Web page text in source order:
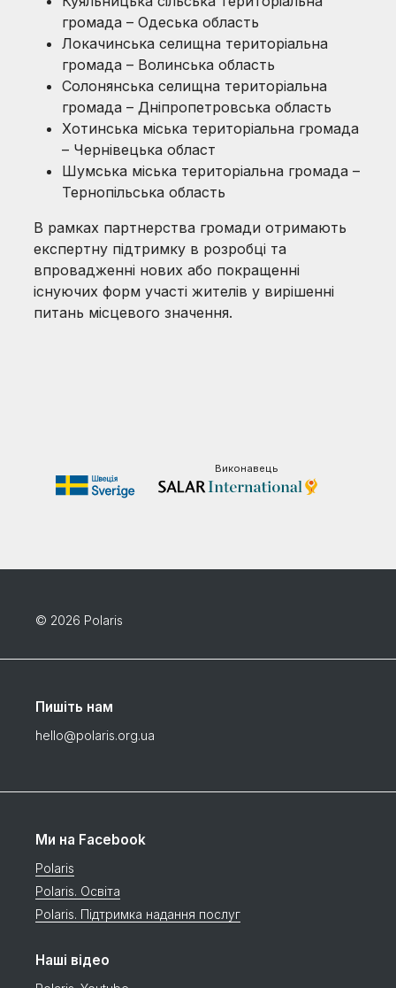
громада – Одеська область
Локачинська селищна територіальна
громада – Волинська область
Солонянська селищна територіальна
громада – Дніпропетровська область
Хотинська міська територіальна громада
– Чернівецька област
Шумська міська територіальна громада –
Тернопільська область
В рамках партнерства громади отримають
експертну підтримку в розробці та
впровадженні нових або покращенні
існуючих форм участі жителів у вирішенні
питань місцевого значення.
Виконавець
© 2026 Polaris
Пишіть нам
hello@polaris.org.ua
Ми на Facebook
Polaris
Polaris. Освіта
Polaris. Підтримка надання послуг
Наші відео